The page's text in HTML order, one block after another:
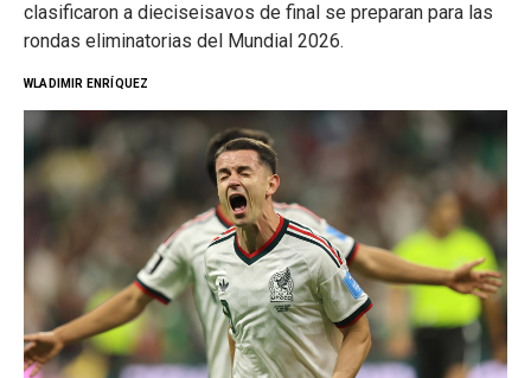
clasificaron a dieciseisavos de final se preparan para las
rondas eliminatorias del Mundial 2026.
WLADIMIR ENRÍQUEZ